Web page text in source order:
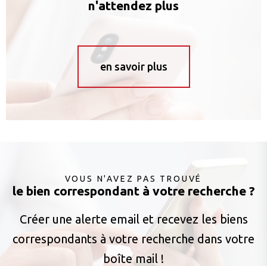
n'attendez plus
en savoir plus
VOUS N'AVEZ PAS TROUVÉ
le bien correspondant à votre recherche ?
Créer une alerte email et recevez les biens
correspondants à votre recherche dans votre
boîte mail !